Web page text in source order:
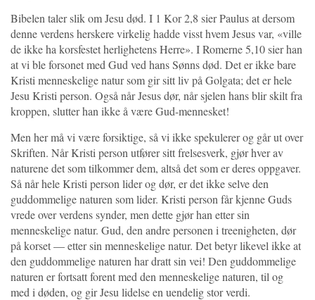
Bibelen taler slik om Jesu død. I 1 Kor 2,8 sier Paulus at dersom
denne verdens herskere virkelig hadde visst hvem Jesus var, «ville
de ikke ha korsfestet herlighetens Herre». I Romerne 5,10 sier han
at vi ble forsonet med Gud ved hans Sønns død. Det er ikke bare
Kristi menneskelige natur som gir sitt liv på Golgata; det er hele
Jesu Kristi person. Også når Jesus dør, når sjelen hans blir skilt fra
kroppen, slutter han ikke å være Gud-mennesket!
Men her må vi være forsiktige, så vi ikke spekulerer og går ut over
Skriften. Når Kristi person utfører sitt frelsesverk, gjør hver av
naturene det som tilkommer dem, altså det som er deres oppgaver.
Så når hele Kristi person lider og dør, er det ikke selve den
guddommelige naturen som lider. Kristi person får kjenne Guds
vrede over verdens synder, men dette gjør han etter sin
menneskelige natur. Gud, den andre personen i treenigheten, dør
på korset — etter sin menneskelige natur. Det betyr likevel ikke at
den guddommelige naturen har dratt sin vei! Den guddommelige
naturen er fortsatt forent med den menneskelige naturen, til og
med i døden, og gir Jesu lidelse en uendelig stor verdi.